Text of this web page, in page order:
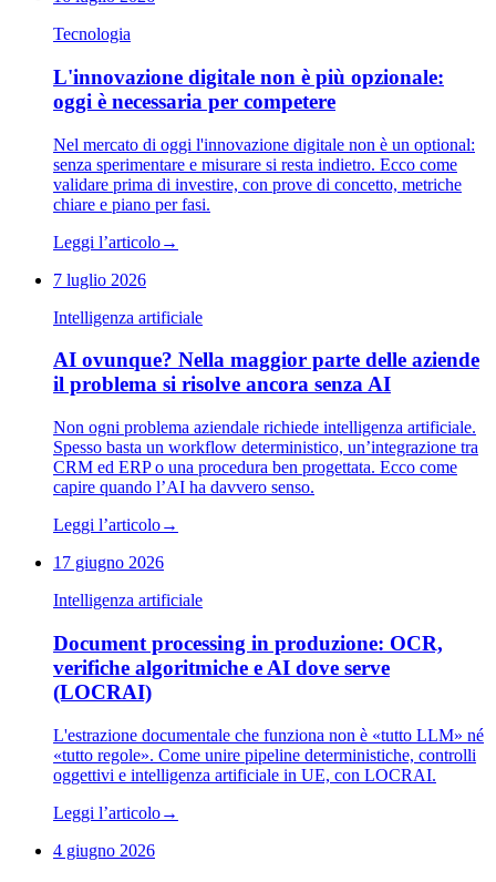
Tecnologia
L'innovazione digitale non è più opzionale:
oggi è necessaria per competere
Nel mercato di oggi l'innovazione digitale non è un optional:
senza sperimentare e misurare si resta indietro. Ecco come
validare prima di investire, con prove di concetto, metriche
chiare e piano per fasi.
Leggi l’articolo→
7 luglio 2026
Intelligenza artificiale
AI ovunque? Nella maggior parte delle aziende
il problema si risolve ancora senza AI
Non ogni problema aziendale richiede intelligenza artificiale.
Spesso basta un workflow deterministico, un’integrazione tra
CRM ed ERP o una procedura ben progettata. Ecco come
capire quando l’AI ha davvero senso.
Leggi l’articolo→
17 giugno 2026
Intelligenza artificiale
Document processing in produzione: OCR,
verifiche algoritmiche e AI dove serve
(LOCRAI)
L'estrazione documentale che funziona non è «tutto LLM» né
«tutto regole». Come unire pipeline deterministiche, controlli
oggettivi e intelligenza artificiale in UE, con LOCRAI.
Leggi l’articolo→
4 giugno 2026